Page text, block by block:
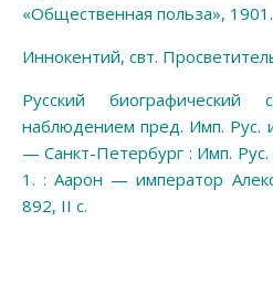
«Общественная польза», 1901.
Иннокентий, свт.
Русский
наблюдением пред. Имп. Рус.
— Санкт-Петербург : Имп.
1. : Аарон — император
892, II c.